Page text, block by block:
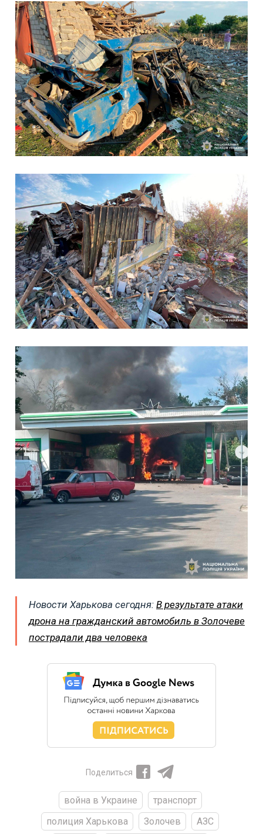
Новости Харькова сегодня: В результате атаки
дрона на гражданский автомобиль в Золочеве
пострадали два человека
Поделиться
война в Украине
транспорт
полиция Харькова
Золочев АЗС